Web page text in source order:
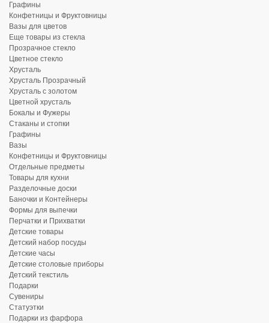
Графины
Конфетницы и Фруктовницы
Вазы для цветов
Еще товары из стекла
Прозрачное стекло
Цветное стекло
Хрусталь
Хрусталь Прозрачный
Хрусталь с золотом
Цветной хрусталь
Бокалы и Фужеры
Стаканы и стопки
Графины
Вазы
Конфетницы и Фруктовницы
Отдельные предметы
Товары для кухни
Разделочные доски
Баночки и Контейнеры
Формы для выпечки
Перчатки и Прихватки
Детские товары
Детский набор посуды
Детские часы
Детские столовые приборы
Детский текстиль
Подарки
Сувениры
Статуэтки
Подарки из фарфора